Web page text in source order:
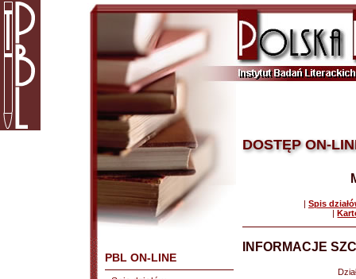
PBL ON-LINE
DOSTĘP ON-
| Spis
|
INFORMACJE